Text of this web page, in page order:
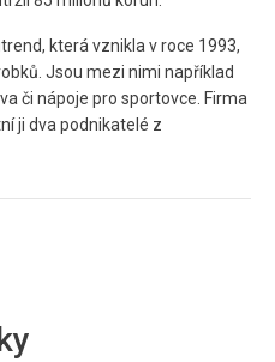
která vznikla v roce 1993,
Jsou mezi nimi například
či nápoje pro sportovce. Firma
ji dva podnikatelé z